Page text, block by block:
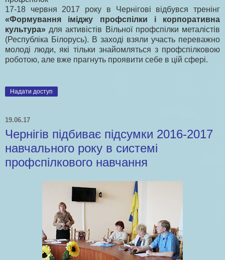
17-18 червня 2017 року в Чернігові відбувся тренінг
«Формування іміджу профспілки і корпоративна
культура» для активістів Вільної профспілки металістів
(Республіка Білорусь). В заході взяли участь переважно
молоді люди, які тільки знайомляться з профспілковою
роботою, але вже прагнуть проявити себе в цій сфері.
Надати доступ
19.06.17
Чернігів підбиває підсумки 2016-2017
навчального року в системі
профспілкового навчання